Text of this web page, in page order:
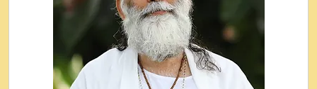
तन हल दल द सनव मड उतत सर रख क, नल रव त
गल लग जव त सर उतत हथ रख द!.mp3
तू कर प्रीतम से प्रीत, यूहीं दिन बीतते जाते हैं ।
2018 - Rishikesh - Swami Gyananand Ji